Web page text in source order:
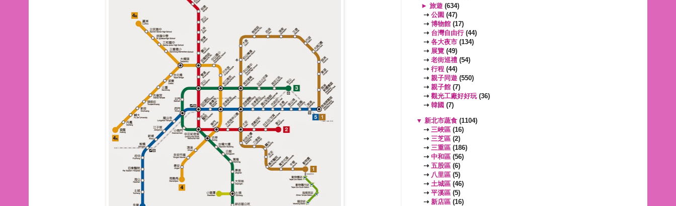
► 旅遊 (634)
⇢ 公園 (47)
⇢ 博物館 (17)
⇢ 台灣自由行 (44)
⇢ 各大夜市 (134)
⇢ 展覽 (49)
⇢ 老街巡禮 (54)
⇢ 行程 (44)
⇢ 親子同遊 (550)
⇢ 親子館 (7)
⇢ 觀光工廠好好玩(36)
⇢ 韓國 (7)
▼ 新北市蔬食 (1104)
⇢ 三峽區 (16)
⇢ 三芝區 (2)
⇢ 三重區 (186)
⇢ 中和區 (56)
⇢ 五股區 (6)
⇢ 八里區 (5)
⇢ 土城區 (46)
⇢ 平溪區 (5)
⇢ 新店區 (16)